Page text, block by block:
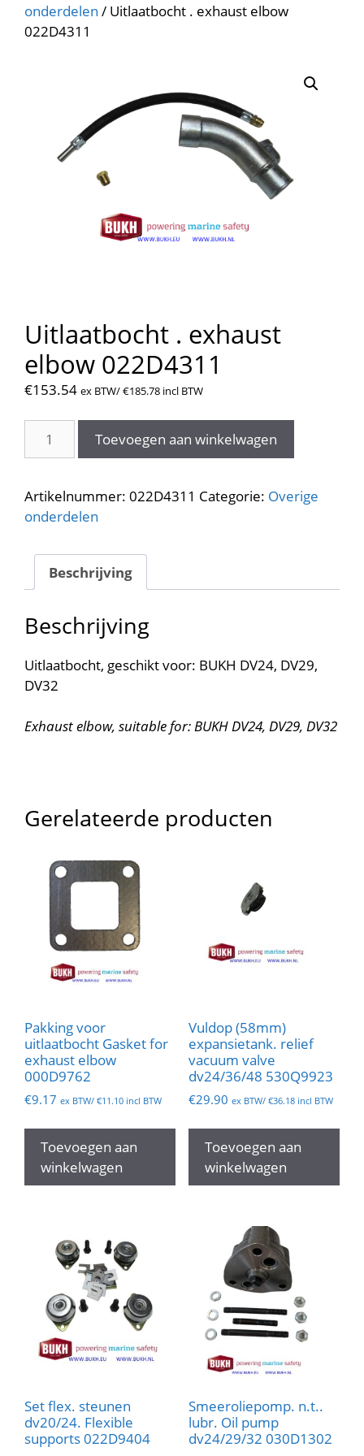
onderdelen / Uitlaatbocht . exhaust elbow
022D4311
Uitlaatbocht . exhaust
elbow 022D4311
€153.54 ex BTW/€185.78 incl BTW
elbow
022D4311
Toevoegen aan winkelwagen
Artikelnummer: 022D4311 Categorie: Overige
onderdelen
Beschrijving
Beschrijving
Uitlaatbocht, geschikt voor: BUKH DV24, DV29,
DV32
Exhaust elbow, suitable for: BUKH DV24, DV29, DV32
Gerelateerde producten
Pakking voor
uitlaatbocht Gasket for
exhaust elbow
000D9762
€9.17 ex BTW/ €11.10 incl BTW
Toevoegen aan
winkelwagen
Vuldop (58mm)
expansietank. relief
vacuum valve
dv24/36/48 530Q9923
€29.90 ex BTW/ €36.18incl BTW
Toevoegen aan
winkelwagen
Set flex. steunen
dv20/24. Flexible
supports 022D9404
Smeeroliepomp. n.t..
lubr. Oil pump
dv24/29/32 030D1302